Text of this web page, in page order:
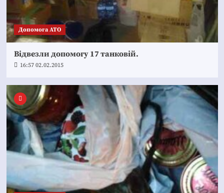
Допомога АТО
Відвезли допомогу 17 танковій.
16:57 02.02.2015